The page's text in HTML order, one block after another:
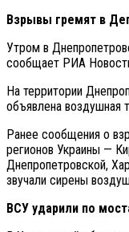
Взрывы гремят в
Утром в
сообщает РИА
На территории
объявлена воздушная
Ранее сообщения о
регионов Украины —
Днепропетровской,
звучали сирены
ВСУ ударили по